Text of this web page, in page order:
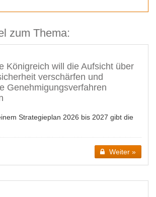
zum Thema:
Königreich will die Aufsicht über
verschärfen und
Genehmigungsverfahren
Strategieplan 2026 bis 2027 gibt die
Weiter »